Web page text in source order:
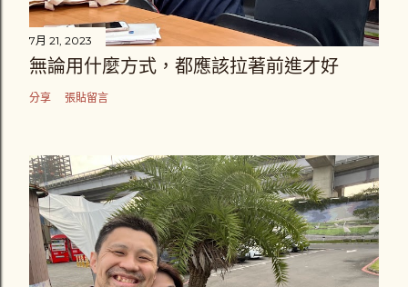
7月 21, 2023
無論用什麼方式，都應該拉著前進才好
分享 張貼留言